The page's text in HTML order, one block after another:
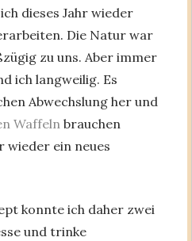
dieses Jahr wieder
Die Natur war
zu uns. Aber immer
ich langweilig. Es
Abwechslung her und
Waffeln brauchen
wieder ein neues
konnte ich daher zwei
und trinke